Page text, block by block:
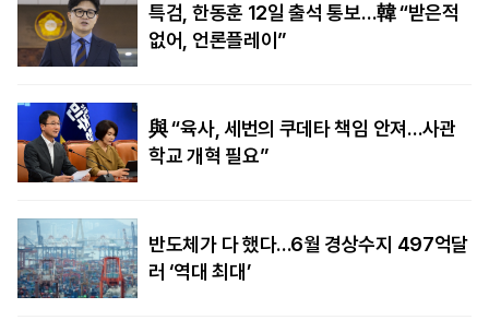
특검, 한동훈 12일 출석 통보…韓 “받은적
없어, 언론플레이”
與 “육사, 세번의 쿠데타 책임 안져…사관
학교 개혁 필요”
반도체가 다 했다…6월 경상수지 497억달
러 ‘역대 최대’